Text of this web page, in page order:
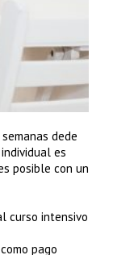
dede
es
posible con un
curso intensivo
pago